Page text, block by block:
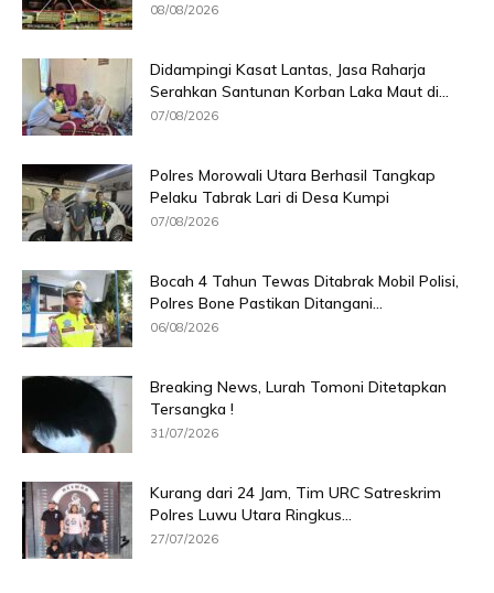
08/08/2026
Didampingi Kasat Lantas, Jasa Raharja
Serahkan Santunan Korban Laka Maut di...
07/08/2026
Polres Morowali Utara Berhasil Tangkap
Pelaku Tabrak Lari di Desa Kumpi
07/08/2026
Bocah 4 Tahun Tewas Ditabrak Mobil Polisi,
Polres Bone Pastikan Ditangani...
06/08/2026
Breaking News, Lurah Tomoni Ditetapkan
Tersangka !
31/07/2026
Kurang dari 24 Jam, Tim URC Satreskrim
Polres Luwu Utara Ringkus...
27/07/2026